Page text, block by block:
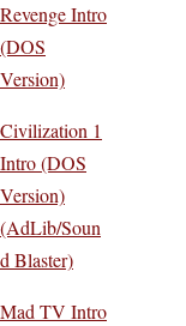
Revenge Intro
(DOS
Version)
Civilization 1
Intro (DOS
Version)
(AdLib/Soun
d Blaster)
Mad TV Intro